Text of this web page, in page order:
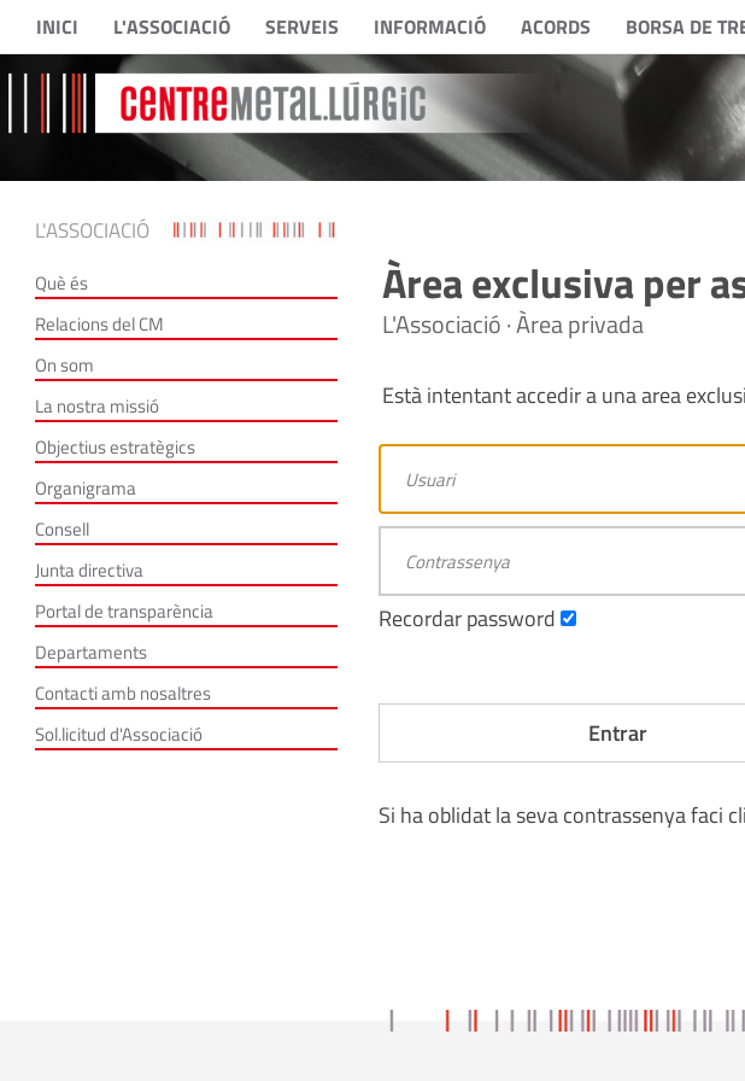
INICI L'ASSOCIACIÓ SERVEIS INFORMACIÓ ACORDS BORSA DE
L'ASSOCIACIÓ
Què és
Relacions del CM
On som
La nostra missió
Objectius estratègics
Organigrama
Consell
Junta directiva
Portal de transparència
Departaments
Contacti amb nosaltres
Sol.licitud d'Associació
Àrea exclusiva per
L'Associació · Àrea privada
Està intentant accedir a una area
Recordar password
Si ha oblidat la seva contrassenya faci